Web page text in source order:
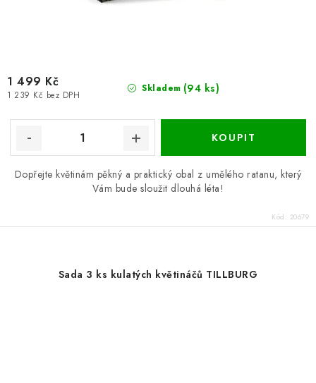
Skladem (94 ks)
1 239 Kč bez DPH
1 499 Kč
Dopřejte květinám pěkný a praktický obal z umělého ratanu, který
Vám bude sloužit dlouhá léta!
Kód: 20679
Sada 3 ks kulatých květináčů TILLBURG